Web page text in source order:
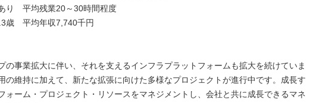
り 平均残業20～30時間程度
歳 平均年収7,740千円
の事業拡大に伴い、それを支えるインフラプラットフォームも拡大を続けていま
の維持に加えて、新たな拡張に向けた多様なプロジェクトが進行中です。成長す
ォーム・プロジェクト・リソースをマネジメントし、会社と共に成長できるマネ